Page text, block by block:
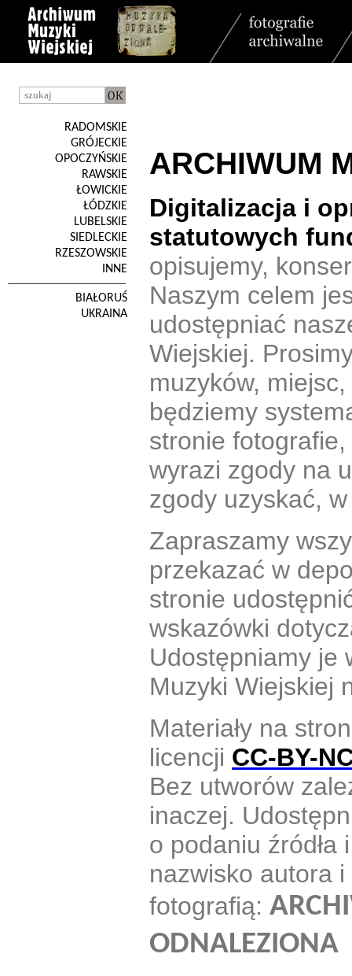
RADOMSKIE
GRÓJECKIE
OPOCZYŃSKIE
RAWSKIE
ŁOWICKIE
ŁÓDZKIE
LUBELSKIE
SIEDLECKIE
RZESZOWSKIE
INNE
BIAŁORUŚ
UKRAINA
ARCHIWUM
Digitalizacja i
statutowych
opisujemy,
Naszym celem
udostępniać
Wiejskiej.
muzyków,
będziemy
stronie
wyrazi zgody na
zgody uzyskać,
Zapraszamy
przekazać w
stronie
wskazówki
Udostępniamy je
Muzyki Wiejskiej
Materiały na
licencji CC-BY-
Bez utworów
inaczej.
o podaniu źródła
nazwisko autora
fotografią:
ODNALEZIONA